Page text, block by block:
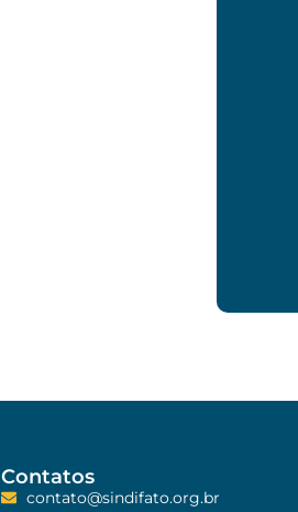
Contatos
contato@sindifato.org.br